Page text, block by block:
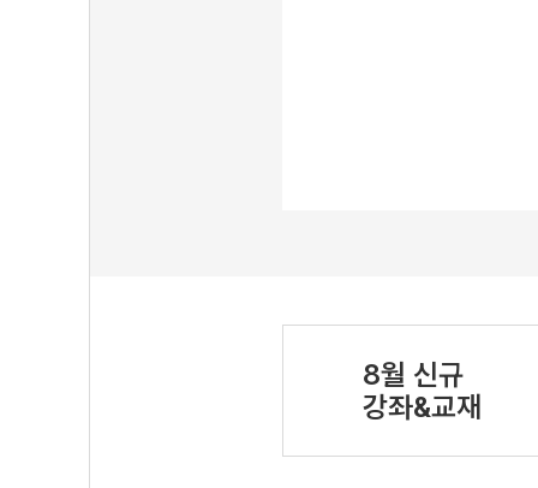
8월 신규
강좌&교재